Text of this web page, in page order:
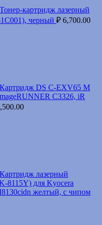
Тонер-картридж лазерный
черный ₽ 6,700.00
Картридж DS C-EXV65 M
C3326, iR
Картридж лазерный
8115Y) для Kyocera
желтый, с чипом